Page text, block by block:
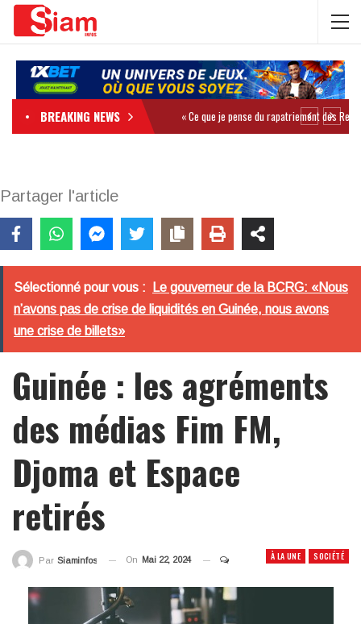
BREAKING NEWS
Partager l'article
Sélectionné pour vous :
Le gouverneur de la BCRG: «Nous
n’avons pas de crise de liquidités en Guinée, nous avons
une crise de billets»
Guinée : les agréments
des médias Fim FM,
Djoma et Espace
retirés
À LA UNE SOCIÉTÉ
Par Siaminfos On Mai 22, 2024